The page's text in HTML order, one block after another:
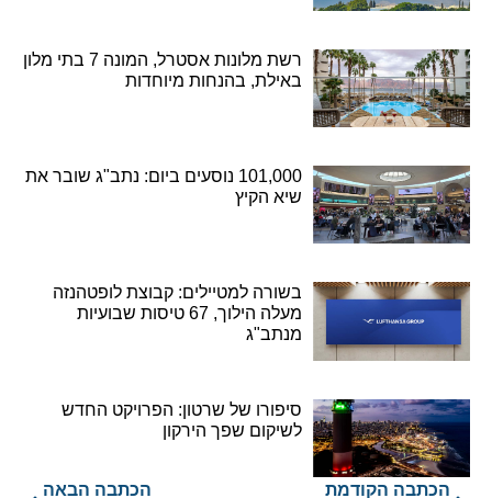
רשת מלונות אסטרל, המונה 7 בתי מלון
באילת, בהנחות מיוחדות
101,000 נוסעים ביום: נתב"ג שובר את
שיא הקיץ
בשורה למטיילים: קבוצת לופטהנזה
מעלה הילוך, 67 טיסות שבועיות
מנתב"ג
סיפורו של שרטון: הפרויקט החדש
לשיקום שפך הירקון
הכתבה הקודמת הכתבה הבאה